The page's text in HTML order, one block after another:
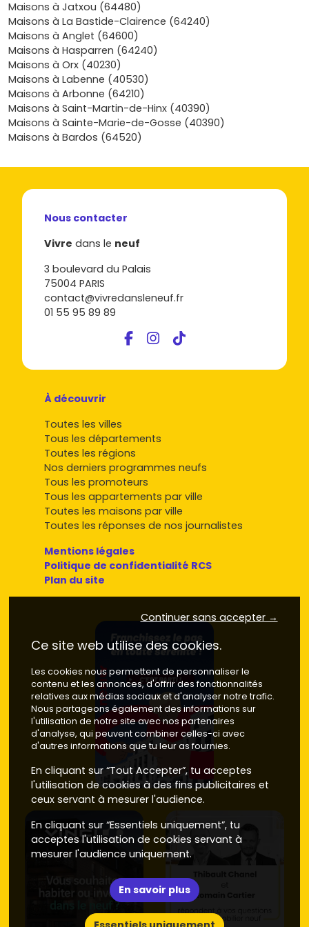
aux commerces, aux écoles et aux loisirs de la côte. Prêt à
passer de l’idée au concret? Découvre dès maintenant les
programmes de maisons disponibles et vois lesquelles
correspondent à ton budget et à ton style de vie; je suis
là pour t’aider à affiner ton financement (dont un
éventuel PTZsi tu y as droit), comparer les plans et te
guider jusqu’à la remise des clés sur Vivre dans le neuf.
Maisons à Jatxou (64480)
Maisons à La Bastide-Clairence (64240)
Maisons à Anglet (64600)
Maisons à Hasparren (64240)
Maisons à Orx (40230)
Maisons à Labenne (40530)
Maisons à Arbonne (64210)
Maisons à Saint-Martin-de-Hinx (40390)
Maisons à Sainte-Marie-de-Gosse (40390)
Maisons à Bardos (64520)
Nous contacter
Vivre dans le neuf
3 boulevard du Palais
75004 PARIS
contact@vivredansleneuf.fr
01 55 95 89 89
À découvrir
Toutes les villes
Tous les départements
Toutes les régions
Nos derniers programmes neufs
Tous les promoteurs
Tous les appartements par ville
Toutes les maisons par ville
Toutes les réponses de nos journalistes
Mentions légales
Politique de confidentialité RCS
Plan du site
Continuer sans accepter →
Ce site web utilise des cookies.
Les cookies nous permettent de personnaliser le
contenu et les annonces, d'offrir des fonctionnalités
relatives aux médias sociaux et d'analyser notre trafic.
Nous partageons également des informations sur
l'utilisation de notre site avec nos partenaires
d'analyse, qui peuvent combiner celles-ci avec
d'autres informations que tu leur as fournies.
En cliquant sur “Tout Accepter”, tu acceptes
l'utilisation de cookies à des fins publicitaires et
ceux servant à mesurer l'audience.
En cliquant sur “Essentiels uniquement”, tu
acceptes l'utilisation de cookies servant à
mesurer l'audience uniquement.
En savoir plus